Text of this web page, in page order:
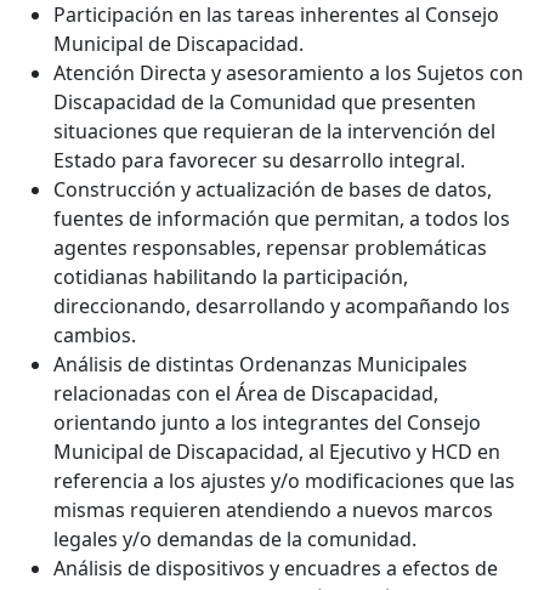
Participación en las tareas inherentes al Consejo
Municipal de Discapacidad.
Atención Directa y asesoramiento a los Sujetos con
Discapacidad de la Comunidad que presenten
situaciones que requieran de la intervención del
Estado para favorecer su desarrollo integral.
Construcción y actualización de bases de datos,
fuentes de información que permitan, a todos los
agentes responsables, repensar problemáticas
cotidianas habilitando la participación,
direccionando, desarrollando y acompañando los
cambios.
Análisis de distintas Ordenanzas Municipales
relacionadas con el Área de Discapacidad,
orientando junto a los integrantes del Consejo
Municipal de Discapacidad, al Ejecutivo y HCD en
referencia a los ajustes y/o modificaciones que las
mismas requieren atendiendo a nuevos marcos
legales y/o demandas de la comunidad.
Análisis de dispositivos y encuadres a efectos de